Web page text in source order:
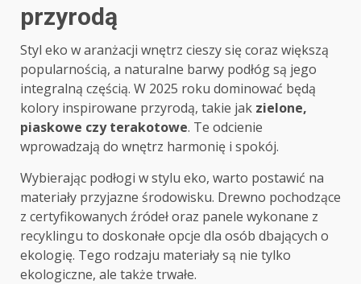
przyrodą
Styl eko w aranżacji wnętrz cieszy się coraz większą
popularnością, a naturalne barwy podłóg są jego
integralną częścią. W 2025 roku dominować będą
kolory inspirowane przyrodą, takie jak zielone,
piaskowe czy terakotowe. Te odcienie
wprowadzają do wnętrz harmonię i spokój.
Wybierając podłogi w stylu eko, warto postawić na
materiały przyjazne środowisku. Drewno pochodzące
z certyfikowanych źródeł oraz panele wykonane z
recyklingu to doskonałe opcje dla osób dbających o
ekologię. Tego rodzaju materiały są nie tylko
ekologiczne, ale także trwałe.